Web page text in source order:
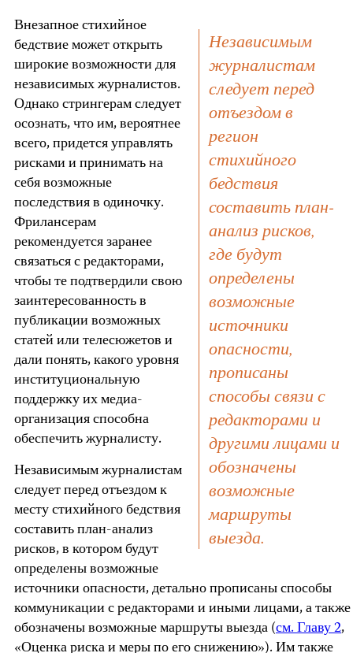
Независимым
журналистам
следует перед
отъездом в
регион
стихийного
бедствия
составить план-
анализ рисков,
где будут
определены
возможные
источники
опасности,
прописаны
способы связи с
редакторами и
другими лицами и
обозначены
возможные
маршруты
выезда.
Внезапное стихийное
бедствие может открыть
широкие возможности для
независимых журналистов.
Однако стрингерам следует
осознать, что им, вероятнее
всего, придется управлять
рисками и принимать на
себя возможные
последствия в одиночку.
Фрилансерам
рекомендуется заранее
связаться с редакторами,
чтобы те подтвердили свою
заинтересованность в
публикации возможных
статей или телесюжетов и
дали понять, какого уровня
институциональную
поддержку их медиа-
организация способна
обеспечить журналисту.
Независимым журналистам
следует перед отъездом к
месту стихийного бедствия
составить план-анализ
рисков, в котором будут
определены возможные
источники опасности, детально прописаны способы
коммуникации с редакторами и иными лицами, а также
обозначены возможные маршруты выезда (см. Главу 2,